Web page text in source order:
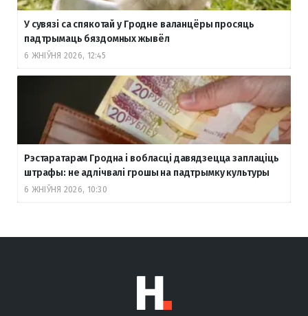
У сувязі са спякотай у Гродне валанцёры просяць
падтрымаць бяздомных жывёл
6 ЖНІЎНЯ 2026, 12:45
Рэстаратарам Гродна і вобласці давядзецца заплаціць
штрафы: не адлічвалі грошы на падтрымку культуры
6 ЖНІЎНЯ 2026, 10:30